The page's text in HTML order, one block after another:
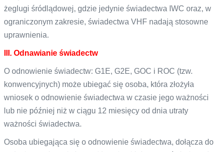
żeglugi śródlądowej, gdzie jedynie świadectwa IWC oraz, w
ograniczonym zakresie, świadectwa VHF nadają stosowne
uprawnienia.
III. Odnawianie świadectw
O odnowienie świadectw: G1E, G2E, GOC i ROC (tzw.
konwencyjnych) może ubiegać się osoba, która złożyła
wniosek o odnowienie świadectwa w czasie jego ważności
lub nie później niż w ciągu 12 miesięcy od dnia utraty
ważności świadectwa.
Osoba ubiegająca się o odnowienie świadectwa, dołącza do